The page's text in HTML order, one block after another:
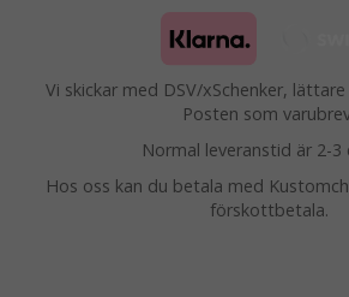
Vi skickar med DSV/xSchenker,
Posten som
Normal leveranstid är 2-3
Hos oss kan du betala med
förskottbetala.